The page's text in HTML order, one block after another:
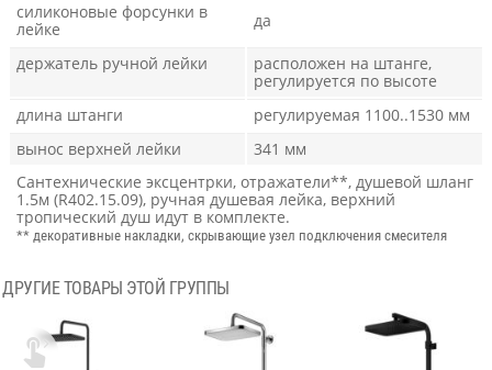
силиконовые форсунки в
лейке
да
держатель ручной лейки
расположен на штанге,
регулируется по высоте
длина штанги
регулируемая 1100..1530 мм
вынос верхней лейки
341 мм
Сантехнические эксцентрки, отражатели**, душевой шланг
1.5м (R402.15.09), ручная душевая лейка, верхний
тропический душ идут в комплекте.
** декоративные накладки, скрывающие узел подключения смесителя
ДРУГИЕ ТОВАРЫ ЭТОЙ ГРУППЫ
